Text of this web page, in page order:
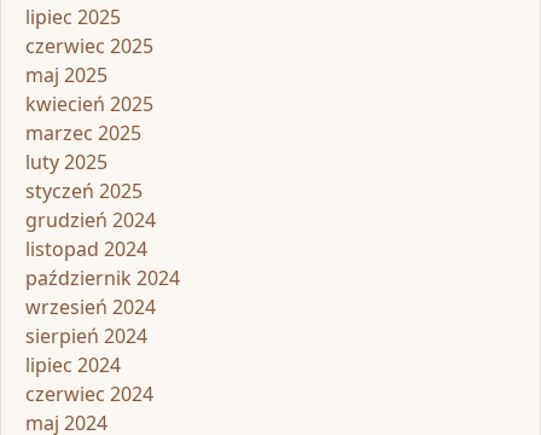
lipiec 2025
czerwiec 2025
maj 2025
kwiecień 2025
marzec 2025
luty 2025
styczeń 2025
grudzień 2024
listopad 2024
październik 2024
wrzesień 2024
sierpień 2024
lipiec 2024
czerwiec 2024
maj 2024